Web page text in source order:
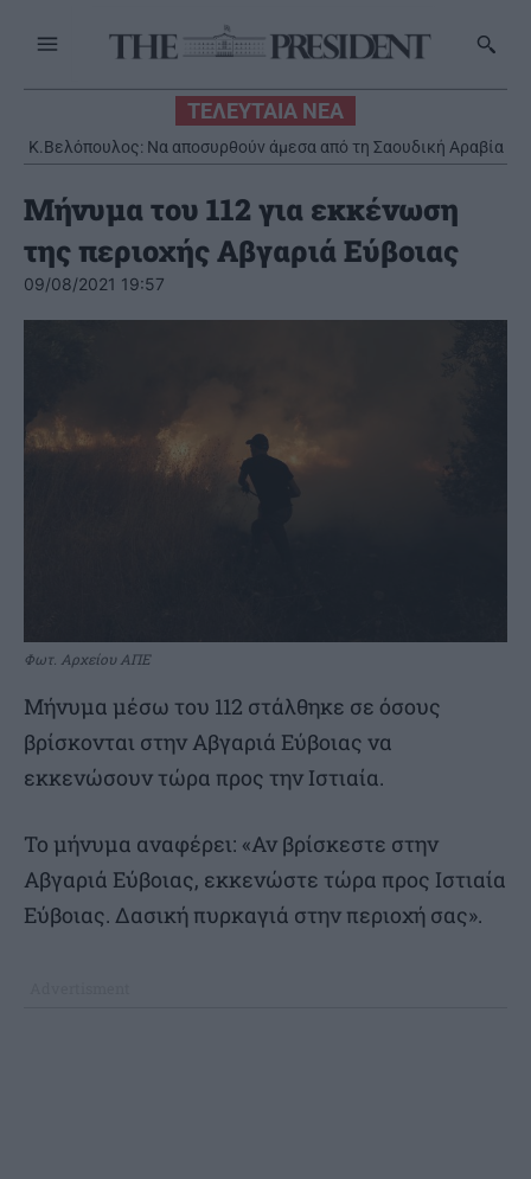
ΤΕΛΕΥΤΑΙΑ ΝΕΑ
Κ.Βελόπουλος: Να αποσυρθούν άμεσα από τη Σαουδική Αραβία
οι ελληνικοί Patriot
Μήνυμα του 112 για εκκένωση
της περιοχής Αβγαριά Εύβοιας
09/08/2021 19:57
Φωτ. Αρχείου ΑΠΕ
Μήνυμα μέσω του 112 στάλθηκε σε όσους
βρίσκονται στην Αβγαριά Εύβοιας να
εκκενώσουν τώρα προς την Ιστιαία.
Το μήνυμα αναφέρει: «Αν βρίσκεστε στην
Αβγαριά Εύβοιας, εκκενώστε τώρα προς Ιστιαία
Εύβοιας. Δασική πυρκαγιά στην περιοχή σας».